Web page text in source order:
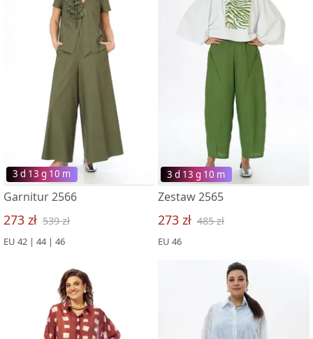
3 d 13 g 09 m
Garnitur 2566
273 zł 539 zł
EU 42 | 44 | 46
3 d 13 g 09 m
Zestaw 2565
273 zł 485 zł
EU 46